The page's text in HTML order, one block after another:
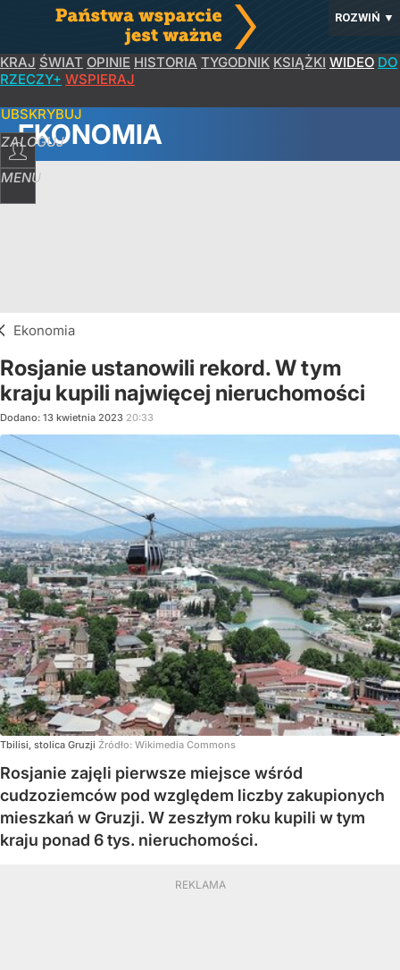
ROZWIŃ ▼
KRAJ ŚWIAT OPINIE HISTORIA TYGODNIK KSIĄŻKI WIDEO DO
RZECZY+ WSPIERAJ
ZALOGUJ
MENU
EKONOMIA
Ekonomia
Rosjanie ustanowili rekord. W tym
kraju kupili najwięcej nieruchomości
Dodano: 13 kwietnia 2023 20:33
Tbilisi, stolica Gruzji Źródło: Wikimedia Commons
Rosjanie zajęli pierwsze miejsce wśród
cudzoziemców pod względem liczby zakupionych
mieszkań w Gruzji. W zeszłym roku kupili w tym
kraju ponad 6 tys. nieruchomości.